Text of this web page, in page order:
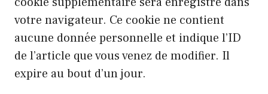
votre navigateur. Ce cookie ne contient
aucune donnée personnelle et indique l’ID
de l’article que vous venez de modifier. Il
expire au bout d’un jour.